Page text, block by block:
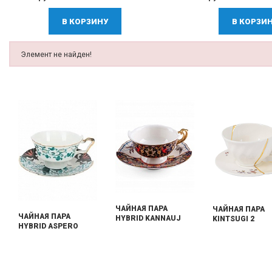
В КОРЗИНУ В
Элемент не найден!
ЧАЙНАЯ ПАРА
HYBRID ASPERO
ЧАЙНАЯ ПАРА
HYBRID KANNAUJ
ЧАЙНАЯ ПАРА
KINTSUGI 2